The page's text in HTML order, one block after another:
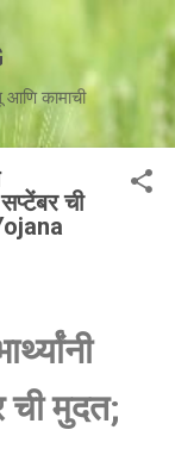
आणि कामाची
ची
ची मुदत;